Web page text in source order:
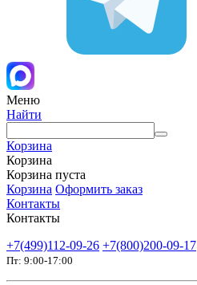
Меню
Найти
Корзина
Корзина
Корзина пуста
Корзина Оформить заказ
Контакты
Контакты
+7(499)112-09-26 +7(800)200-09-17
Пт: 9:00-17:00